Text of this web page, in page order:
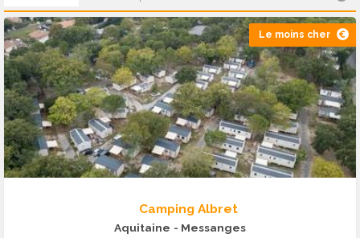
Le moins cher
Camping Albret
Aquitaine - Messanges